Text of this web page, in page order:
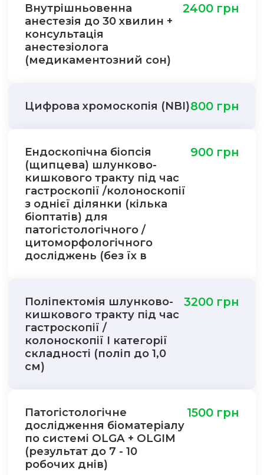
Внутрішньовенна
анестезія до 30 хвилин +
консультація
анестезіолога
(медикаментозний сон)
2400 грн
Цифрова хромоскопія (NBI)800 грн
Ендоскопічна біопсія
(щипцева) шлунково-
кишкового тракту під час
гастроскопії /колоноскопії
з однієї ділянки (кілька
біоптатів) для
патогістологічного /
цитоморфологічного
досліджень (без їх в
900 грн
Поліпектомія шлунково-
кишкового тракту під час
гастроскопії /
колоноскопії I категорії
складності (поліп до 1,0
см)
3200 грн
Патогістологічне
дослідження біоматеріалу
по системі OLGA + OLGIM
(результат до 7 - 10
робочих днів)
1500 грн